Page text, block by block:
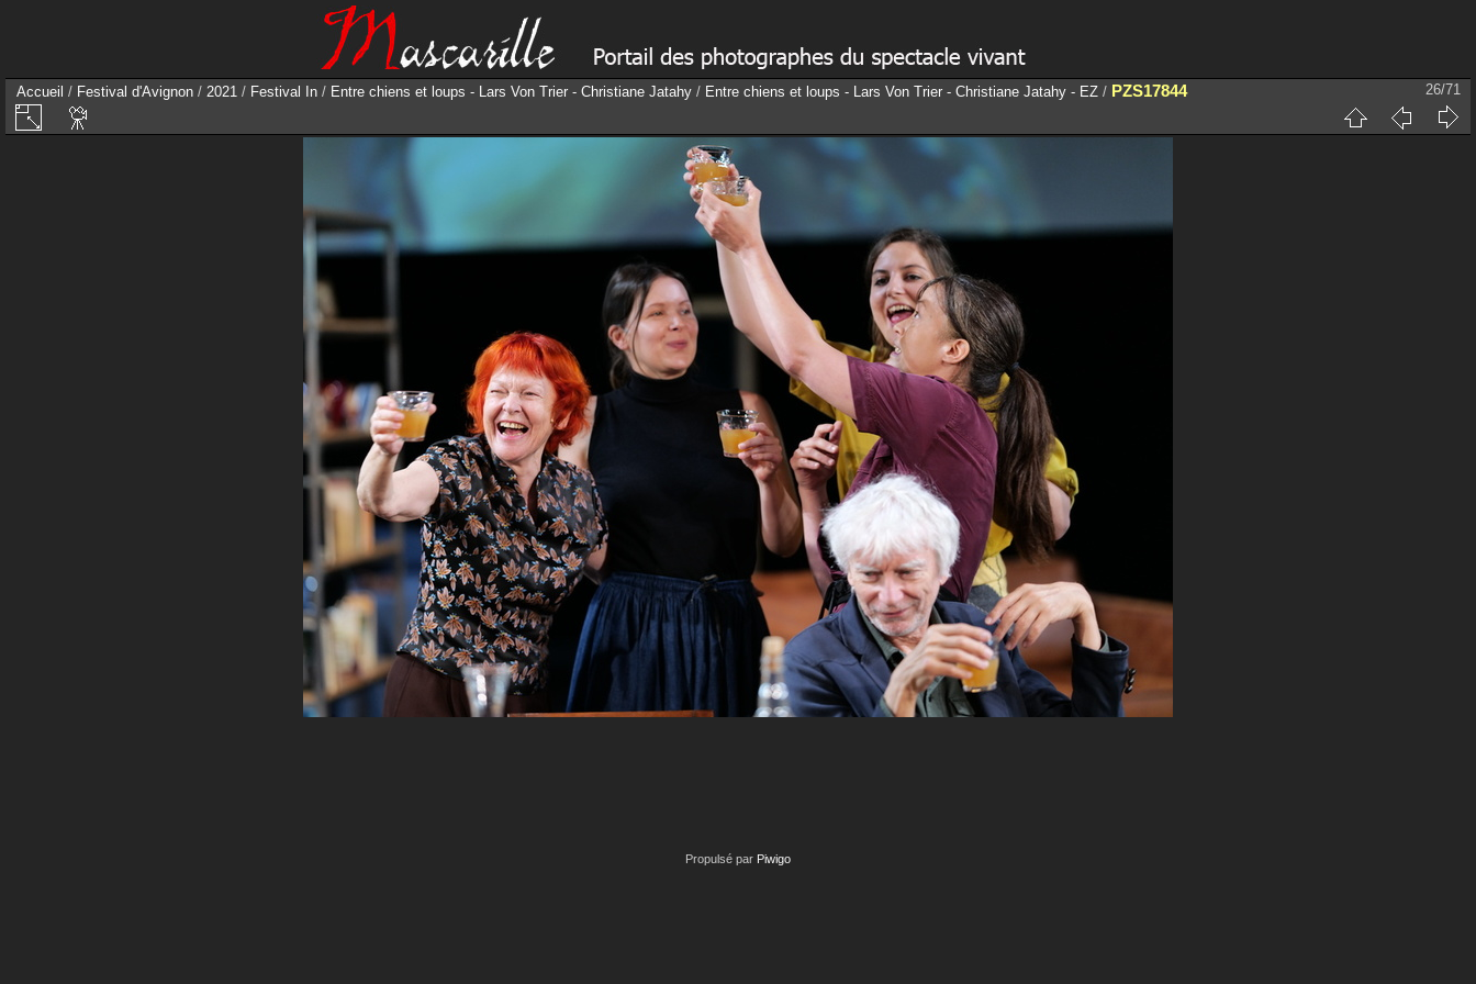
Accueil / Festival d'Avignon / 2021 / Festival In / Entre chiens et loups - Lars Von Trier - Christiane Jatahy / Entre chiens et loups - Lars Von Trier - Christiane Jatahy - EZ / PZS17844 26/71
Propulsé par Piwigo